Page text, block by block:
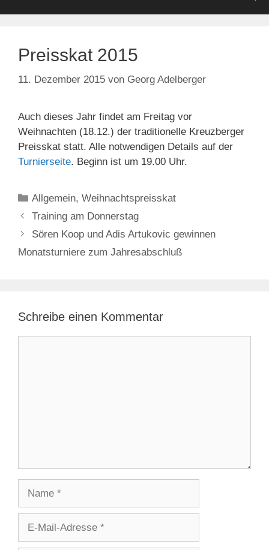
Preisskat 2015
11. Dezember 2015 von Georg Adelberger
Auch dieses Jahr findet am Freitag vor
Weihnachten (18.12.) der traditionelle Kreuzberger
Preisskat statt. Alle notwendigen Details auf der
Turnierseite. Beginn ist um 19.00 Uhr.
Kategorien
Allgemein,Weihnachtspreisskat
Training am Donnerstag
Sören Koop und Adis Artukovic gewinnen
Monatsturniere zum Jahresabschluß
Schreibe einen Kommentar